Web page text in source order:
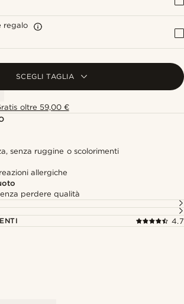
regalo
SCEGLI TAGLIA
oltre 59,00 €
senza ruggine o scolorimenti
allergiche
perdere qualità
4.7